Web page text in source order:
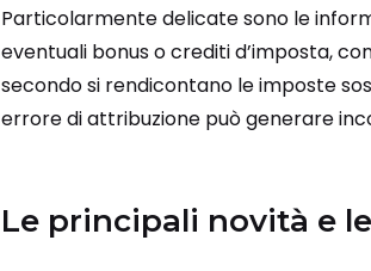
Particolarmente delicate sono le
eventuali bonus o crediti d’imposta,
secondo si rendicontano le imposte
errore di attribuzione può generare
Le principali novità e